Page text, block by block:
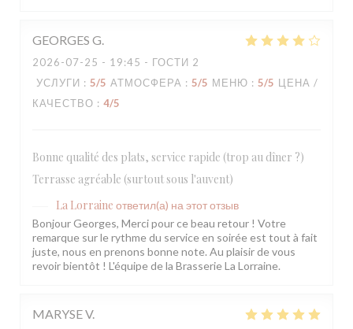
GEORGES G
2026-07-25 - 19:45 - ГОСТИ 2
УСЛУГИ : 5/5 АТМОСФЕРА : 5/5 МЕНЮ : 5/5 ЦЕНА /
КАЧЕСТВО : 4/5
Bonne qualité des plats, service rapide (trop au dîner ?)
Terrasse agréable (surtout sous l'auvent)
La Lorraine ответил(а) на этот отзыв
Bonjour Georges, Merci pour ce beau retour ! Votre
remarque sur le rythme du service en soirée est tout à fait
juste, nous en prenons bonne note. Au plaisir de vous
revoir bientôt ! L'équipe de la Brasserie La Lorraine.
MARYSEV